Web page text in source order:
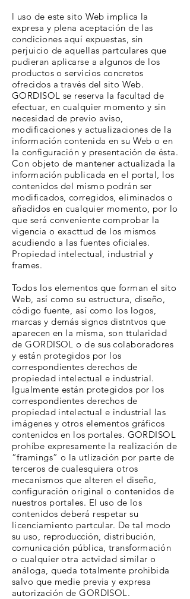
l uso de este sito Web implica la
expresa y plena aceptación de las
condiciones aquí expuestas, sin
perjuicio de aquellas partculares que
pudieran aplicarse a algunos de los
productos o servicios concretos
ofrecidos a través del sito Web.
GORDISOL se reserva la facultad de
efectuar, en cualquier momento y sin
necesidad de previo aviso,
modificaciones y actualizaciones de la
información contenida en su Web o en
la configuración y presentación de ésta.
Con objeto de mantener actualizada la
información publicada en el portal, los
contenidos del mismo podrán ser
modificados, corregidos, eliminados o
añadidos en cualquier momento, por lo
que será conveniente comprobar la
vigencia o exacttud de los mismos
acudiendo a las fuentes oficiales.
Propiedad intelectual, industrial y
frames.
Todos los elementos que forman el sito
Web, así como su estructura, diseño,
código fuente, así como los logos,
marcas y demás signos distntvos que
aparecen en la misma, son ttularidad
de GORDISOL o de sus colaboradores
y están protegidos por los
correspondientes derechos de
propiedad intelectual e industrial.
Igualmente están protegidos por los
correspondientes derechos de
propiedad intelectual e industrial las
imágenes y otros elementos gráficos
contenidos en los portales. GORDISOL
prohíbe expresamente la realización de
“framings” o la utlización por parte de
terceros de cualesquiera otros
mecanismos que alteren el diseño,
configuración original o contenidos de
nuestros portales. El uso de los
contenidos deberá respetar su
licenciamiento partcular. De tal modo
su uso, reproducción, distribución,
comunicación pública, transformación
o cualquier otra actvidad similar o
análoga, queda totalmente prohibida
salvo que medie previa y expresa
autorización de GORDISOL.